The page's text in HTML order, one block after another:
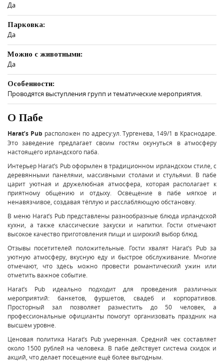
Да
Парковка:
Да
Можно с животными:
Да
Особенности:
Проводятся выступления групп и тематические мероприятия.
О Пабе
Harat’s Pub расположен по адресу:ул. Тургенева, 149/1 в Краснодаре.
Это заведение предлагает своим гостям окунуться в атмосферу
настоящего ирландского паба.
Интерьер Harat’s Pub оформлен в традиционном ирландском стиле, с
деревянными панелями, массивными столами и стульями. В пабе
царит уютная и дружелюбная атмосфера, которая располагает к
приятному общению и отдыху. Освещение в пабе мягкое и
ненавязчивое, создавая тёплую и расслабляющую обстановку.
В меню Harat’s Pub представлены разнообразные блюда ирландской
кухни, а также классические закуски и напитки. Гости отмечают
высокое качество приготовления пищи и широкий выбор блюд.
Отзывы посетителей положительные. Гости хвалят Harat’s Pub за
уютную атмосферу, вкусную еду и быстрое обслуживание. Многие
отмечают, что здесь можно провести романтический ужин или
отметить важное событие.
Harat’s Pub идеально подходит для проведения различных
мероприятий: банкетов, фуршетов, свадеб и корпоративов.
Просторный зал позволяет разместить до 50 человек, а
профессиональные официанты помогут организовать праздник на
высшем уровне.
Ценовая политика Harat’s Pub умеренная. Средний чек составляет
около 1500 рублей на человека. В пабе действует система скидок и
акций, что делает посещение ещё более выгодным.